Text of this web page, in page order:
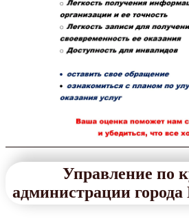
Управление по
администрации